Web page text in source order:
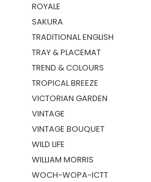
ROYALE
SAKURA
TRADITIONAL ENGLISH
TRAY & PLACEMAT
TREND & COLOURS
TROPICAL BREEZE
VICTORIAN GARDEN
VINTAGE
VINTAGE BOUQUET
WILD LIFE
WILLIAM MORRIS
WOCH-WOPA-ICTT